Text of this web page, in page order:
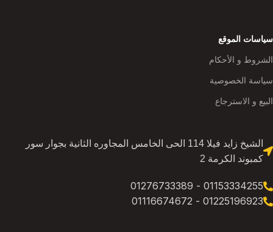
سياسات الموقع
الشروط و الأحكام
سياسة الخصوصية
البيع و الاسترجاع
الشيخ زايد فيلا 114 الحى الخامس المجاوره الثانية بجوار سور
كمبوند الكرمة 2
01153334255 - 01276733389
01225196923 - 01116674672